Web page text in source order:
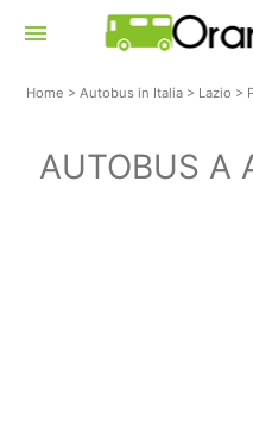
menu
Home >Autobus in Italia > Lazio >
AUTOBUS A